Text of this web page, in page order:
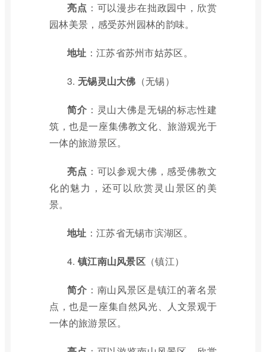
亮点 ：可以漫步在拙政园中，欣赏
园林美景，感受苏州园林的韵味。
地址 ：江苏省苏州市姑苏区。
3. 无锡灵山大佛 （无锡）
简介 ：灵山大佛是无锡的标志性建
筑，也是一座集佛教文化、旅游观光于
一体的旅游景区。
亮点 ：可以参观大佛，感受佛教文
化的魅力，还可以欣赏灵山景区的美
景。
地址 ：江苏省无锡市滨湖区。
4. 镇江南山风景区 （镇江）
简介 ：南山风景区是镇江的著名景
点，也是一座集自然风光、人文景观于
一体的旅游景区。